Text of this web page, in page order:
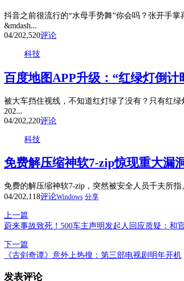
抖音之前很流行的“水母手势舞”你会吗？张开手
&mdash...
04/202,520评论
科技
百度地图APP升级：“红绿灯倒计
被大车挡住视线，不知道红灯绿了没有？只有红
202...
04/202,220评论
科技
免费解压缩神软7-zip惊现重大漏
免费的解压缩神软7-zip，突然被安全人员千夫所指
04/202,118评论Windows 分享
上一篇
蔚来事故致死！500车主声明发起人回应质疑：和
下一篇
《古剑奇谭》意外上热搜：第三部电视剧明年开机
发表评论